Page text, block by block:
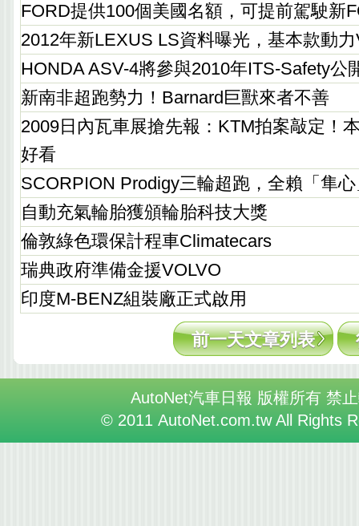
FORD提供100個美國名額，可提前駕駛新
2012年新LEXUS LS資料曝光，基本款動
HONDA ASV-4將參與2010年ITS-Safety公
新南非超跑勢力！Barnard巨獸來者不善
2009日內瓦車展搶先報：KTM拍案敲定！
好看
SCORPION Prodigy三輪超跑，全賴「隼
自動充氣輪胎獲頒輪胎科技大獎
倫敦綠色環保計程車Climatecars
瑞典政府準備金援VOLVO
印度M-BENZ組裝廠正式啟用
前一天文章列表
AutoNet汽車日報 版權所有 禁
© 2011 AutoNet.com.tw All Rights